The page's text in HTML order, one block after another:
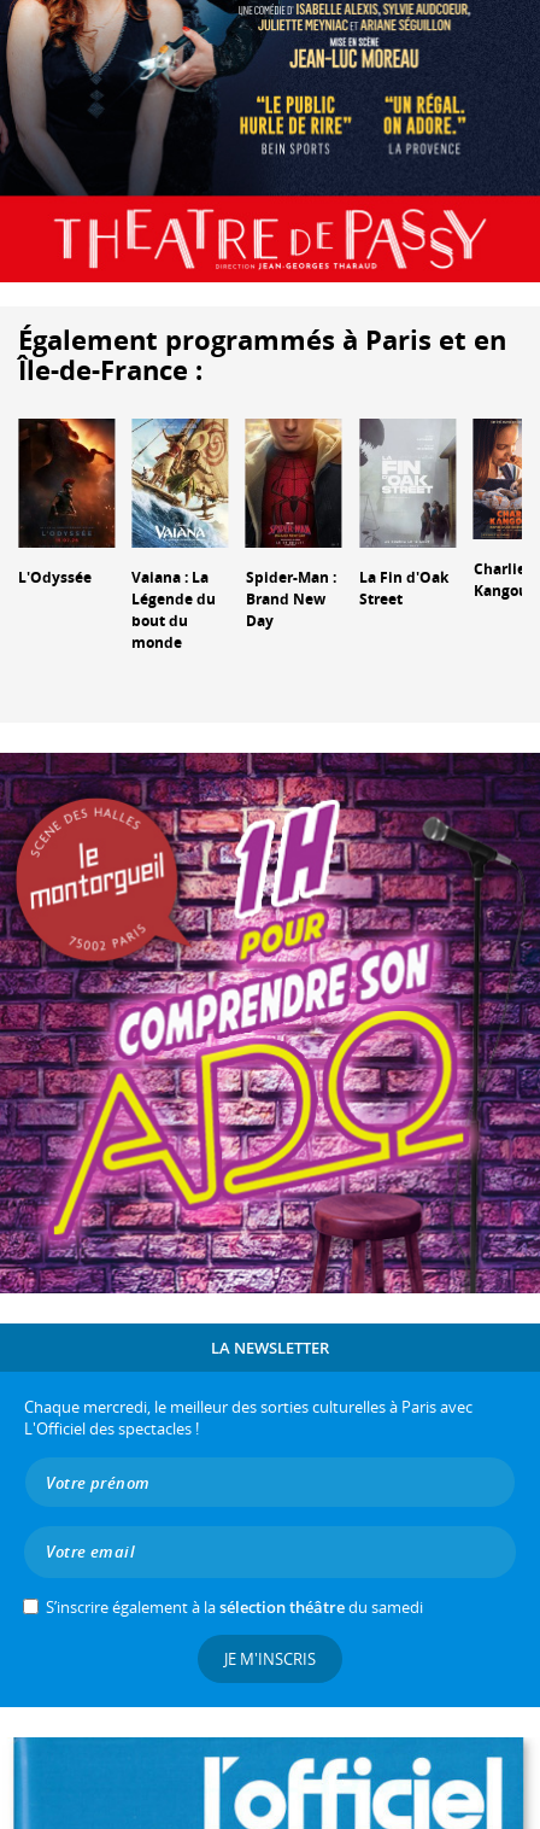
Également programmés à Paris et en
Île-de-France :
L'Odyssée
Vaiana : La
Légende du
bout du
monde
Spider-Man :
Brand New
Day
La Fin d'Oak
Street
Charlie
LA NEWSLETTER
Chaque mercredi, le meilleur des sorties culturelles à Paris avec
L'Officiel des spectacles !
S’inscrire également à lasélection théâtredu samedi
JE M'INSCRIS